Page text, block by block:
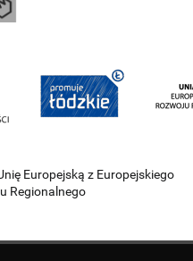
Europejską z Europejskiego
Regionalnego